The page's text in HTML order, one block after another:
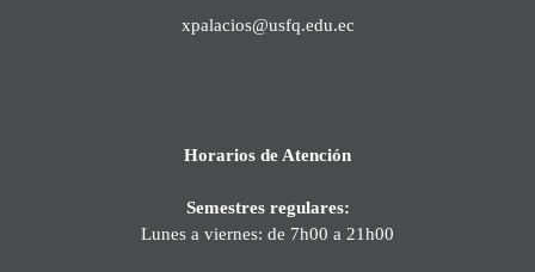
xpalacios@usfq.edu.ec
Horarios de Atención
Semestres regulares:
Lunes a viernes: de 7h00 a 21h00